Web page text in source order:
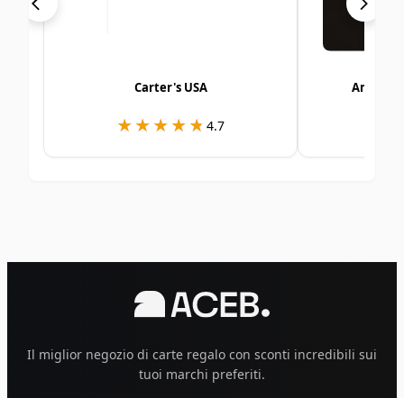
Carter's USA
★★★★★
★★★★★ 4.7
Amazon
Il miglior negozio di carte regalo con sconti incredibili sui
tuoi marchi preferiti.